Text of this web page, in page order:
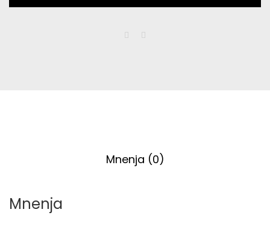
Mnenja (0)
Mnenja